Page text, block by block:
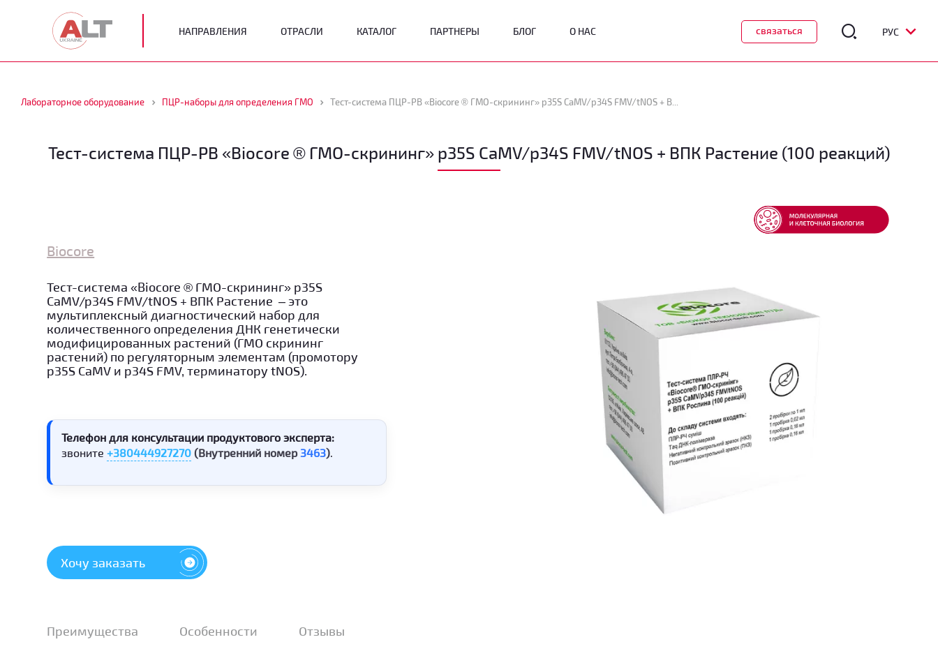
НАПРАВЛЕНИЯ ОТРАСЛИ КАТАЛОГ ПАРТНЕРЫ БЛОГ О НАС связаться РУС
Лабораторное оборудование ПЦР-наборы для определения ГМО Тест-система ПЦР-РВ «Biocore ® ГМО-скрининг» p35S CaMV/p34S FMV/tNOS + ВПК Растение (100 реакций)
Тест-система ПЦР-РВ «Biocore ® ГМО-скрининг» p35S CaMV/p34S FMV/tNOS + ВПК Растение (100 реакций)
Biocore
Тест-система «Biocore ® ГМО-скрининг» p35S
CaMV/p34S FMV/tNOS + ВПК Растение – это
мультиплексный диагностический набор для
количественного определения ДНК генетически
модифицированных растений (ГМО скрининг
растений) по регуляторным элементам (промотору
p35S CaMV и p34S FMV, терминатору tNOS).
Телефон для консультации продуктового эксперта:
звоните+380444927270 (Внутренний номер 3463).
Хочу заказать
Преимущества Особенности Отзывы